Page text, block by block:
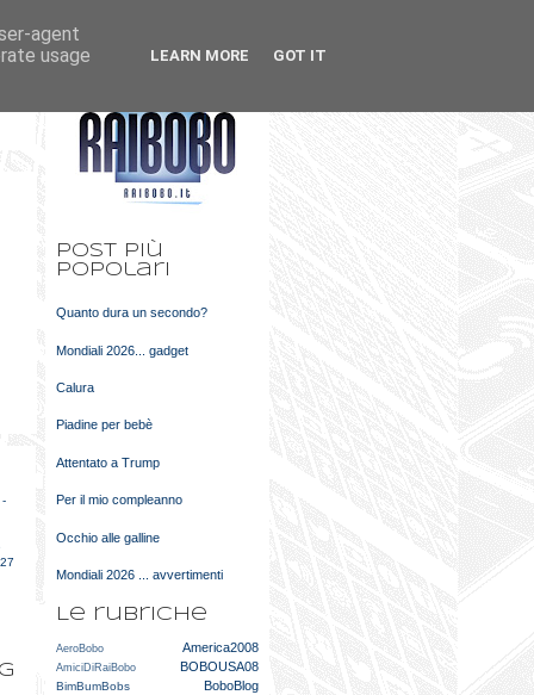
-
Post più
popolari
Quanto dura un secondo?
Mondiali 2026... gadget
Calura
Piadine per bebè
Attentato a Trump
Per il mio compleanno
Occhio alle galline
Mondiali 2026 ... avvertimenti
Le rubriche
AeroBobo America2008
AmiciDiRaiBobo BOBOUSA08
BimBumBobs BoboBlog
agent
usage
LEARN MORE GOT IT